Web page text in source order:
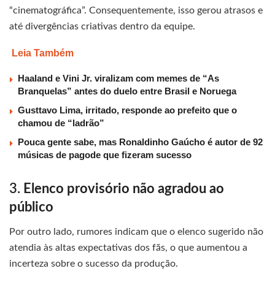
“cinematográfica”. Consequentemente, isso gerou atrasos e
até divergências criativas dentro da equipe.
Leia Também
Haaland e Vini Jr. viralizam com memes de “As
Branquelas” antes do duelo entre Brasil e Noruega
Gusttavo Lima, irritado, responde ao prefeito que o
chamou de “ladrão”
Pouca gente sabe, mas Ronaldinho Gaúcho é autor de 92
músicas de pagode que fizeram sucesso
3. Elenco provisório não agradou ao
público
Por outro lado, rumores indicam que o elenco sugerido não
atendia às altas expectativas dos fãs, o que aumentou a
incerteza sobre o sucesso da produção.